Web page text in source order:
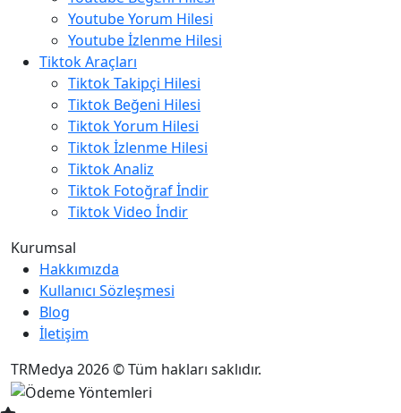
Youtube Yorum Hilesi
Youtube İzlenme Hilesi
Tiktok Araçları
Tiktok Takipçi Hilesi
Tiktok Beğeni Hilesi
Tiktok Yorum Hilesi
Tiktok İzlenme Hilesi
Tiktok Analiz
Tiktok Fotoğraf İndir
Tiktok Video İndir
Kurumsal
Hakkımızda
Kullanıcı Sözleşmesi
Blog
İletişim
TRMedya 2026 © Tüm hakları saklıdır.